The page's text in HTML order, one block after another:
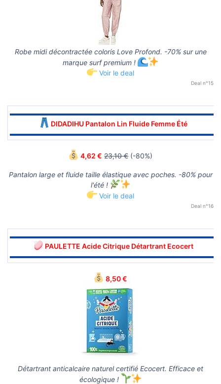
Robe midi décontractée coloris Love Profond. -70% sur une
marque surf premium !
Voir le deal
Deal n°15
▬▬▬▬▬▬▬▬▬▬▬▬▬▬▬▬▬▬▬▬▬▬▬▬▬▬▬▬▬▬
DIDADIHU Pantalon Lin Fluide Femme Été
▬▬▬▬▬▬▬▬▬▬▬▬▬▬▬▬▬▬▬▬▬▬▬▬▬▬▬▬▬▬
4,62 € 23,10 €(-80%)
Pantalon large et fluide taille élastique avec poches. -80% pour
l'été !
Voir le deal
Deal n°16
▬▬▬▬▬▬▬▬▬▬▬▬▬▬▬▬▬▬▬▬▬▬▬▬▬▬▬▬▬▬
PAULETTE Acide Citrique Détartrant Ecocert
▬▬▬▬▬▬▬▬▬▬▬▬▬▬▬▬▬▬▬▬▬▬▬▬▬▬▬▬▬▬
8,50 €
Détartrant anticalcaire naturel certifié Ecocert. Efficace et
écologique !